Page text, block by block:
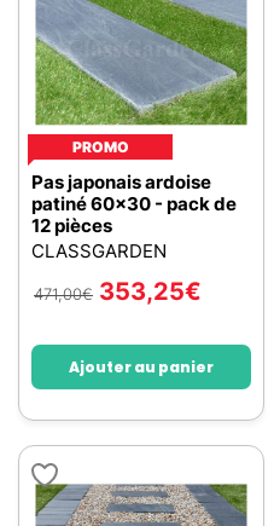
PROMO
Pas japonais ardoise
patiné 60x30 - pack de
12 pièces
CLASSGARDEN
471,00€ 353,25€
Ajouter au panier